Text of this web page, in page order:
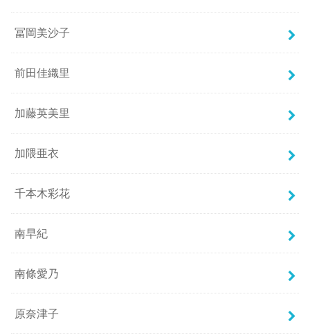
冨岡美沙子
前田佳織里
加藤英美里
加隈亜衣
千本木彩花
南早紀
南條愛乃
原奈津子